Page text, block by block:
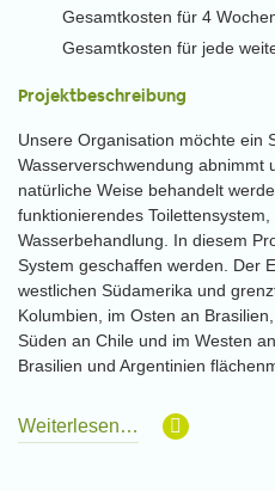
Gesamtkosten für 4
Gesamtkosten für jede
Projektbeschreibung
Unsere Organisation möchte ein
Wasserverschwendung abnimmt
natürliche Weise behandelt
funktionierendes
Wasserbehandlung. In diesem
System geschaffen werden. Der
westlichen Südamerika und
Kolumbien, im Osten an
Süden an Chile und im Westen
Brasilien und Argentinien
Weiterlesen…